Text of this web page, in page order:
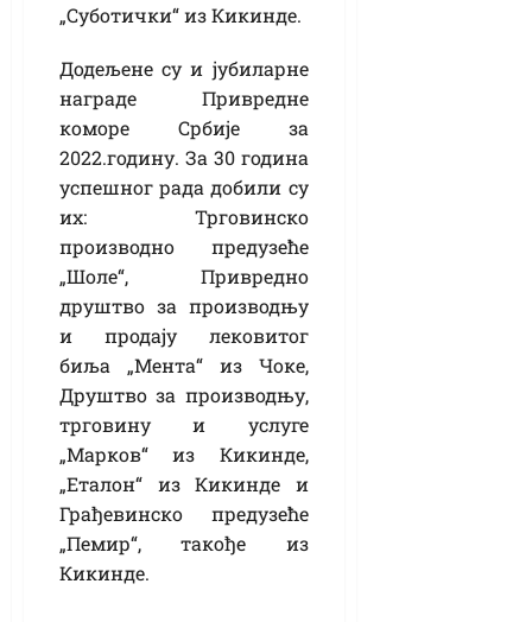
„Суботички“ из Кикинде.
Додељене су и јубиларне
награде Привредне
коморе Србије за
2022.годину. За 30 година
успешног рада добили су
их: Трговинско
производно предузеће
„Шоле“, Привредно
друштво за производњу
и продају лековитог
биља „Мента“ из Чоке,
Друштво за производњу,
трговину и услуге
„Марков“ из Кикинде,
„Еталон“ из Кикинде и
Грађевинско предузеће
„Пемир“, такође из
Кикинде.